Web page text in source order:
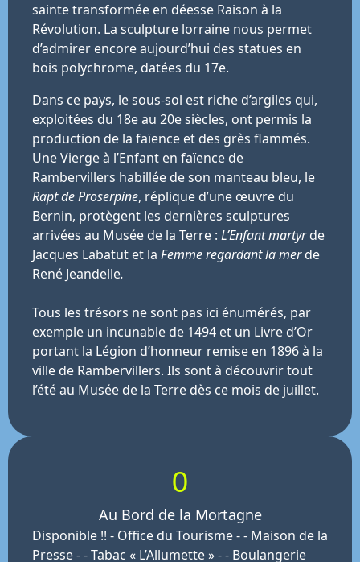
sainte transformée en déesse Raison à la
Révolution. La sculpture lorraine nous permet
d’admirer encore aujourd’hui des statues en
bois polychrome, datées du 17e.
Dans ce pays, le sous-sol est riche d’argiles qui,
exploitées du 18e au 20e siècles, ont permis la
production de la faïence et des grès flammés.
Une Vierge à l’Enfant en faïence de
Rambervillers habillée de son manteau bleu, le
Rapt de Proserpine, réplique d’une œuvre du
Bernin, protègent les dernières sculptures
arrivées au Musée de la Terre : L’Enfant martyrde
Jacques Labatut et la Femmeregardant la merde
René Jeandelle.
Tous les trésors ne sont pas ici énumérés, par
exemple un incunable de 1494 et un Livre d’Or
portant la Légion d’honneur remise en 1896 à la
ville de Rambervillers. Ils sont à découvrir tout
l’été au Musée de la Terre dès ce mois de juillet.
0
Au Bord de la Mortagne
Disponible !! - Office du Tourisme - - Maison de la
Presse - - Tabac « L’Allumette » - - Boulangerie